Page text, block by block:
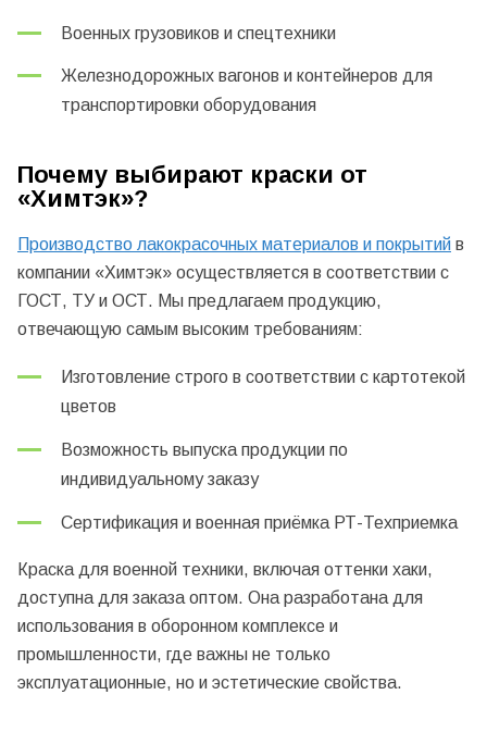
Военных грузовиков и спецтехники
Железнодорожных вагонов и контейнеров для
транспортировки оборудования
Почему выбирают краски от
«Химтэк»?
Производство лакокрасочных материалов и покрытий в
компании «Химтэк» осуществляется в соответствии с
ГОСТ, ТУ и ОСТ. Мы предлагаем продукцию,
отвечающую самым высоким требованиям:
Изготовление строго в соответствии с картотекой
цветов
Возможность выпуска продукции по
индивидуальному заказу
Сертификация и военная приёмка РТ-Техприемка
Краска для военной техники, включая оттенки хаки,
доступна для заказа оптом. Она разработана для
использования в оборонном комплексе и
промышленности, где важны не только
эксплуатационные, но и эстетические свойства.